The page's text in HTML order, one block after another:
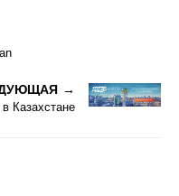
Казахстане